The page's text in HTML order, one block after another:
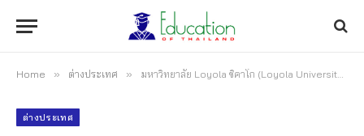
Home » ต่างประเทศ » มหาวิทยาลัย Loyola ชิคาโก (Loyola University Chicago)
ต่างประเทศ